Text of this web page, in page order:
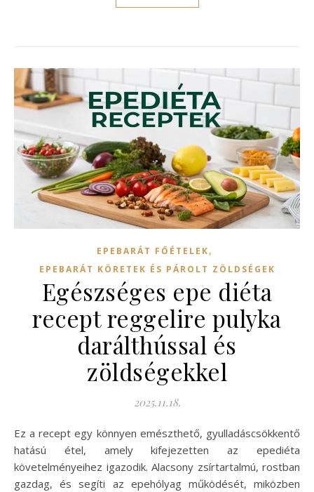
EPEBARÁT FŐÉTELEK,
EPEBARÁT KÖRETEK ÉS PÁROLT ZÖLDSÉGEK
Egészséges epe diéta
recept reggelire pulyka
darálthússal és
zöldségekkel
2025.11.18.
Ez a recept egy könnyen emészthető, gyulladáscsökkentő
hatású étel, amely kifejezetten az epediéta
követelményeihez igazodik. Alacsony zsírtartalmú, rostban
gazdag, és segíti az epehólyag működését, miközben